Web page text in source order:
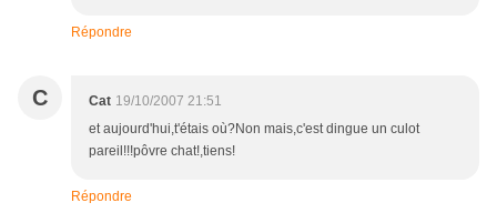
Répondre
C Cat 19/10/2007 21:51
et aujourd'hui,t'étais où?Non mais,c'est dingue un culot
pareil!!!pôvre chat!,tiens!
Répondre